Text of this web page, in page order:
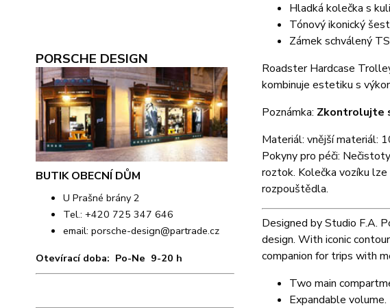
PORSCHE DESIGN
BUTIK OBECNÍ DŮM
U Prašné brány 2
Tel.: +420 725 347 646
email: porsche-design@partrade.cz
Otevírací doba: Po-Ne 9-20 h
Hladká kolečka s
Tónový ikonický
Zámek schválený
Roadster Hardcase
kombinuje estetiku s
Poznámka: Zkontrolujte
Materiál: vnější materiál:
Pokyny pro péči:
roztok. Kolečka vozíku
rozpouštědla.
Designed by Studio F.A.
design. With iconic
companion for trips with
Two main
Expandable volume.